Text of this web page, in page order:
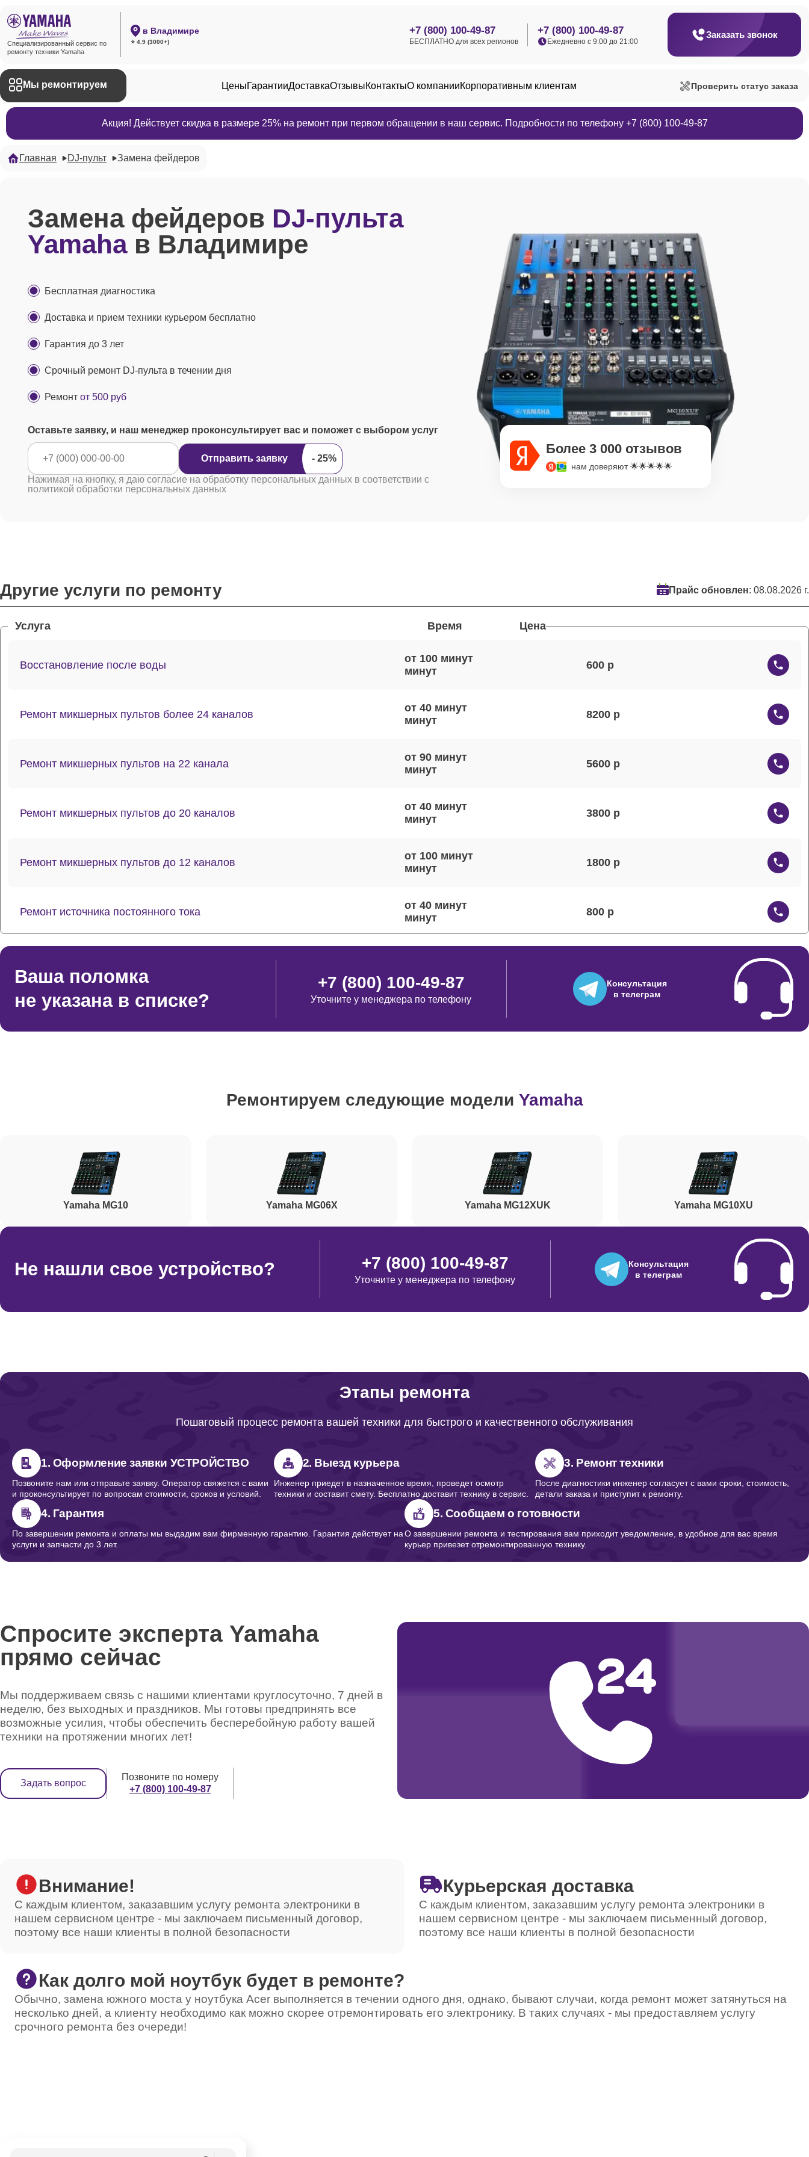
Специализированный сервис по
ремонту техники Yamaha
в Владимире
⭐ 4.9 (3000+)
+7 (800) 100-49-87
БЕСПЛАТНО для всех регионов
+7 (800) 100-49-87
Ежедневно с 9:00 до 21:00
Заказать звонок
Мы ремонтируем ЦеныГарантииДоставкаОтзывыКонтактыО компанииКорпоративным клиентам Проверить статус заказа
Акция! Действует скидка в размере 25% на ремонт при первом обращении в наш сервис. Подробности по телефону +7 (800) 100-49-87
Главная DJ-пульт Замена фейдеров
Замена фейдеров DJ-пульта
Yamahaв Владимире
Бесплатная диагностика
Доставка и прием техники курьером бесплатно
Гарантия до 3 лет
Срочный ремонт DJ-пульта в течении дня
Ремонт от 500 руб
Оставьте заявку, и наш менеджер проконсультирует вас и поможет с выбором услуг
Отправить заявку
Нажимая на кнопку, я даю согласие на обработку персональных данных в соответствии с
политикой обработки персональных данных
Более 3 000 отзывов
нам доверяют 🌟🌟🌟🌟🌟
Другие услуги по ремонту Прайс обновлен: 08.08.2026 г.
Услуга Время Цена
Восстановление после воды
от 100 минут
600
Ремонт микшерных пультов более 24 каналов
от 40 минут
8200
Ремонт микшерных пультов на 22 канала
от 90 минут
5600
Ремонт микшерных пультов до 20 каналов
от 40 минут
3800
Ремонт микшерных пультов до 12 каналов
от 100 минут
1800
Ремонт источника постоянного тока
от 40 минут
800
Ремонт эквалайзеров
от 90 минут
от 70 минут
Ремонт фейдеров
Корпусный ремонт (замена резинок, креплений, кнопок)
от 110 минут
8800
Ваша поломка
не указана в списке?
+7 (800) 100-49-87
Уточните у менеджера по телефону
Консультация
в телеграм
Ремонтируем следующие модели Yamaha
Yamaha MG10 Yamaha MG06X Yamaha MG12XUK Yamaha MG10XU
Не нашли свое устройство? +7 (800) 100-49-87
Уточните у менеджера по телефону
Консультация
в телеграм
Этапы ремонта
Пошаговый процесс ремонта вашей техники для быстрого и качественного обслуживания
1. Оформление заявки УСТРОЙСТВО
Позвоните нам или отправьте заявку. Оператор свяжется с вами
и проконсультирует по вопросам стоимости, сроков и условий.
2. Выезд курьера
Инженер приедет в назначенное время, проведет осмотр
техники и составит смету. Бесплатно доставит технику в сервис.
3. Ремонт техники
После диагностики инженер согласует с вами сроки, стоимость,
детали заказа и приступит к ремонту.
4. Гарантия
По завершении ремонта и оплаты мы выдадим вам фирменную гарантию. Гарантия действует на
услуги и запчасти до 3 лет.
5. Сообщаем о готовности
О завершении ремонта и тестирования вам приходит уведомление, в удобное для вас время
курьер привезет отремонтированную технику.
Спросите эксперта Yamaha
прямо сейчас
Мы поддерживаем связь с нашими клиентами круглосуточно, 7 дней в
неделю, без выходных и праздников. Мы готовы предпринять все
возможные усилия, чтобы обеспечить бесперебойную работу вашей
техники на протяжении многих лет!
Задать вопрос
Позвоните по номеру
+7 (800) 100-49-87
Внимание!
С каждым клиентом, заказавшим услугу ремонта электроники в
нашем сервисном центре - мы заключаем письменный договор,
поэтому все наши клиенты в полной безопасности
Курьерская доставка
С каждым клиентом, заказавшим услугу ремонта электроники в
нашем сервисном центре - мы заключаем письменный договор,
поэтому все наши клиенты в полной безопасности
Как долго мой ноутбук будет в ремонте?
Обычно, замена южного моста у ноутбука Acer выполняется в течении одного дня, однако, бывают случаи, когда ремонт может затянуться на
несколько дней, а клиенту необходимо как можно скорее отремонтировать его электронику. В таких случаях - мы предоставляем услугу
срочного ремонта без очереди!